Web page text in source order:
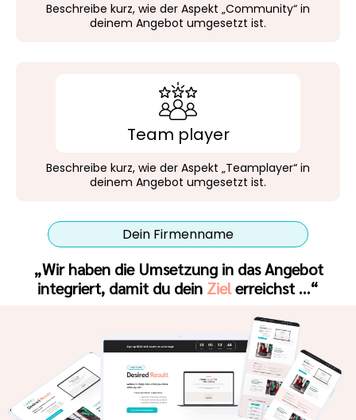
Beschreibe kurz, wie der Aspekt „Community“ in
deinem Angebot umgesetzt ist.
Team player
Beschreibe kurz, wie der Aspekt „Teamplayer“ in
deinem Angebot umgesetzt ist.
Dein Firmenname
„Wir haben die Umsetzung in das Angebot
integriert, damit du dein Zielerreichst …“